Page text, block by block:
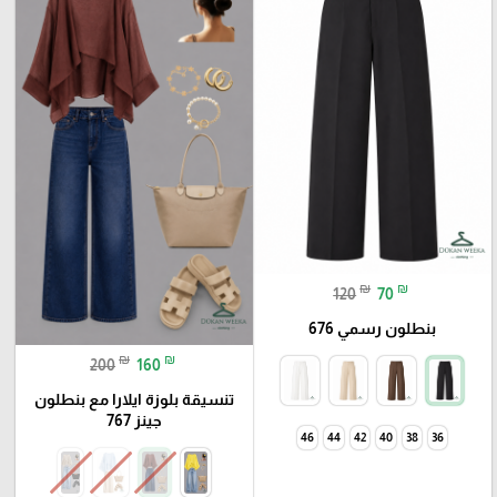
120 ₪ 70 ₪
بنطلون رسمي 676
36
38
40
42
44
46
200 ₪ 160 ₪
تنسيقة بلوزة ايلارا مع بنطلون
جينز 767